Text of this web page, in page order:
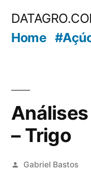
Home
– Trigo
Publicado
Gabriel Bastos